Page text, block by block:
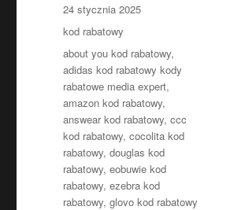
Opublikowano
24 stycznia 2025
Kategorie
kod rabatowy
Tagi
about you kod rabatowy,
adidas kod rabatowy kody
rabatowe media expert,
amazon kod rabatowy,
answear kod rabatowy,ccc
kod rabatowy,cocolita kod
rabatowy,douglas kod
rabatowy,eobuwie kod
rabatowy,ezebra kod
rabatowy,glovo kod rabatowy